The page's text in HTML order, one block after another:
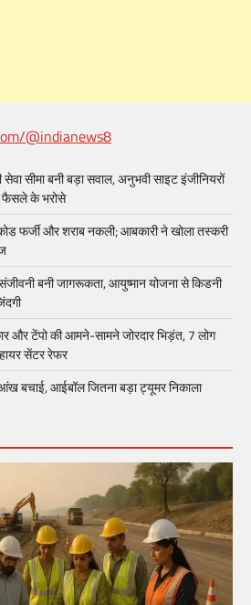
@indianews8
सीमा बनी बड़ा सवाल, अनुभवी साइट इंजीनियरों
फैसले के भरोसे
फर्जी और शराब नकली; आबकारी ने खोला तस्करी
बनी जागरूकता, आयुष्मान योजना से किडनी
और टेंपो की आमने-सामने जोरदार भिड़ंत, 7 लोग
सेंटर रेफर​
बचाई, आईबॉल जितना बड़ा ट्यूमर निकाला